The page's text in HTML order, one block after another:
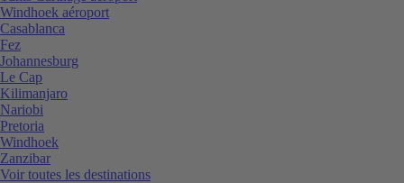
Windhoek aéroport
Casablanca
Fez
Johannesburg
Le Cap
Kilimanjaro
Nariobi
Pretoria
Windhoek
Zanzibar
Voir toutes les destinations